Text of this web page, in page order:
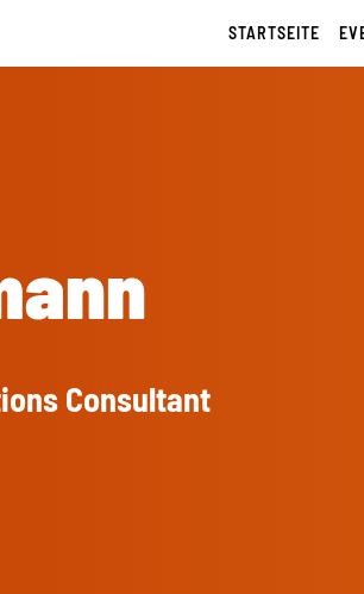
STARTSEITE
Consultant